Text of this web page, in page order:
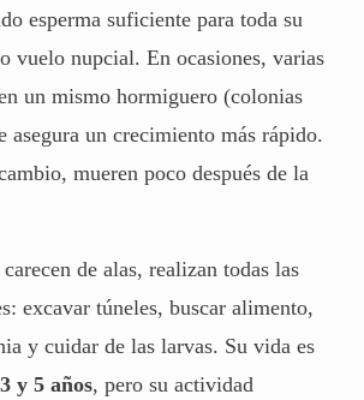
esperma suficiente para toda su
vuelo nupcial. En ocasiones, varias
un mismo hormiguero (colonias
asegura un crecimiento más rápido.
mueren poco después de la
de alas, realizan todas las
excavar túneles, buscar alimento,
y cuidar de las larvas. Su vida es
3 y 5 años, pero su actividad